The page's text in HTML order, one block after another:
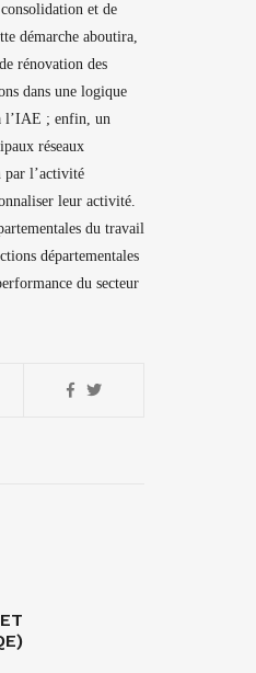
et de
démarche aboutira,
rénovation des
dans une logique
l’IAE ; enfin, un
réseaux
par l’activité
leur activité.
du travail
départementales
du secteur